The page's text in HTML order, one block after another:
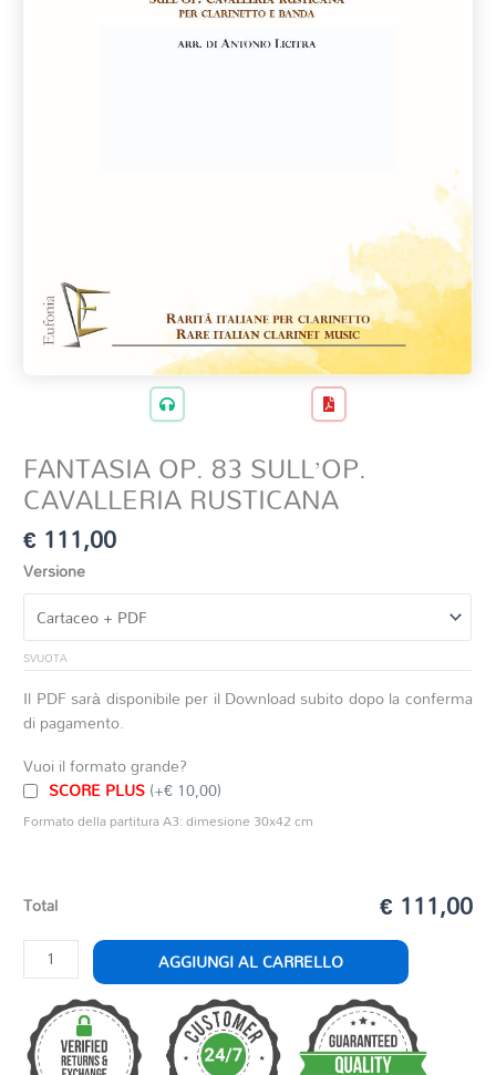
FANTASIA OP. 83 SULL’OP.
CAVALLERIA RUSTICANA
€ 111,00
Versione
SVUOTA
Il PDF sarà disponibile per il Download subito dopo la conferma
di pagamento.
Vuoi il formato grande?
SCORE PLUS(+€ 10,00)
Formato della partitura A3: dimesione 30x42 cm
Total € 111,00
FANTASIA
OP.
SULL'OP.
CAVALLERIA
AGGIUNGI AL CARRELLO